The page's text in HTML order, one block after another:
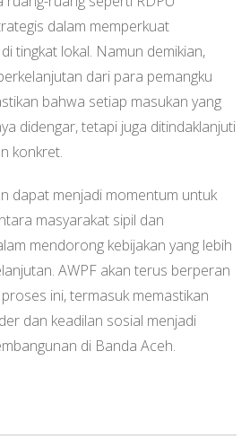
dalam memperkuat
tingkat lokal. Namun demikian,
dari para pemangku
bahwa setiap masukan yang
didengar, tetapi juga ditindaklanjuti
konkret.
dapat menjadi momentum untuk
masyarakat sipil dan
mendorong kebijakan yang lebih
AWPF akan terus berperan
ini, termasuk memastikan
dan keadilan sosial menjadi
di Banda Aceh.